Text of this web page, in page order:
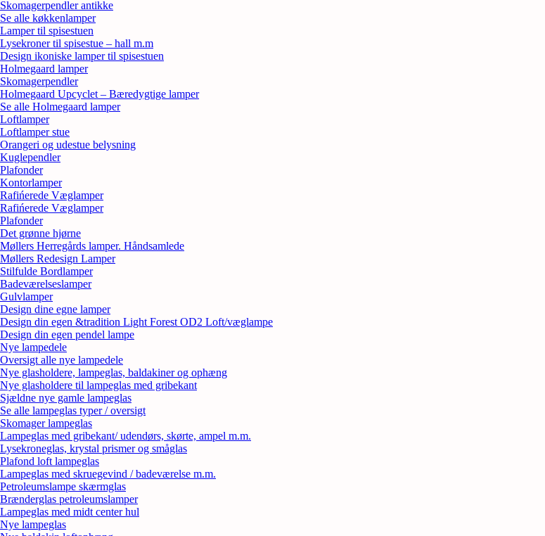
Skomagerpendler antikke
Se alle køkkenlamper
Lamper til spisestuen
Lysekroner til spisestue – hall m.m
Design ikoniske lamper til spisestuen
Holmegaard lamper
Skomagerpendler
Holmegaard Upcyclet – Bæredygtige lamper
Se alle Holmegaard lamper
Loftlamper
Loftlamper stue
Orangeri og udestue belysning
Kuglependler
Plafonder
Kontorlamper
Rafińerede Væglamper
Rafińerede Væglamper
Plafonder
Det grønne hjørne
Møllers Herregårds lamper. Håndsamlede
Møllers Redesign Lamper
Stilfulde Bordlamper
Badeværelseslamper
Gulvlamper
Design dine egne lamper
Design din egen &tradition Light Forest OD2 Loft/væglampe
Design din egen pendel lampe
Nye lampedele
Oversigt alle nye lampedele
Nye glasholdere, lampeglas, baldakiner og ophæng
Nye glasholdere til lampeglas med gribekant
Sjældne nye gamle lampeglas
Se alle lampeglas typer / oversigt
Skomager lampeglas
Lampeglas med gribekant/ udendørs, skørte, ampel m.m.
Lysekroneglas, krystal prismer og småglas
Plafond loft lampeglas
Lampeglas med skruegevind / badeværelse m.m.
Petroleumslampe skærmglas
Brænderglas petroleumslamper
Lampeglas med midt center hul
Nye lampeglas